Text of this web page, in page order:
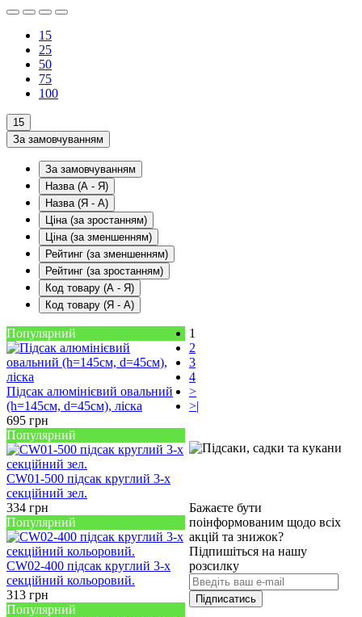
15
25
50
75
100
15
За замовчуванням
За замовчуванням
Назва (А - Я)
Назва (Я - А)
Ціна (за зростанням)
Ціна (за зменшенням)
Рейтинг (за зменшенням)
Рейтинг (за зростанням)
Код товару (А - Я)
Код товару (Я - А)
Популярний
Підсак алюмінієвий овальний
(h=145см, d=45см), ліска
695 грн
Популярний
CW01-500 підсак круглий 3-х
секційний зел.
334 грн
Популярний
CW02-400 підсак круглий 3-х
секційний кольоровий.
313 грн
Популярний
1
2
3
4
>
>|
Бажаєте бути
поінформованим щодо всіх
акцій та знижок?
Підпишіться на нашу
розсилку
Підписатись